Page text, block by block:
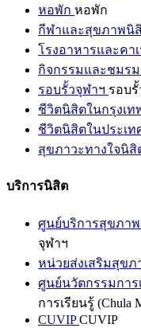
หอพัก หอพัก
กีฬาและสุขภาพนิ
โรงอาหารและคา
กิจกรรมและชมรม
รอบรั้วจุฬาฯ รอบ
ชีวิตนิสิตในกรุงเท
ชีวิตนิสิตในประเท
สุขภาวะทางใจนิสิ
บริการนิสิต
ศูนย์บริการสุขภา
จุฬาฯ
หน่วยส่งเสริมสุขภ
ศูนย์นวัตกรรมการ
การเรียนรู้ (Chula
CUVIPCUVIP